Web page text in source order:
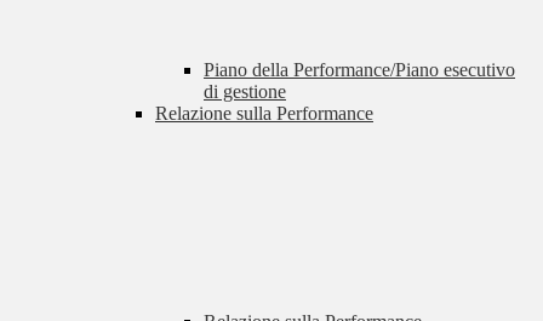
Piano della Performance/Piano esecutivo
di gestione
Relazione sulla Performance